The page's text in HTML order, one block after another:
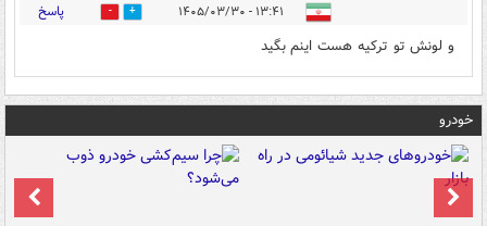
۱۳:۴۱ - ۱۴۰۵/۰۳/۳۰ 1 پاسخ
و لونش تو ترکیه هست اینم بگید
خودرو